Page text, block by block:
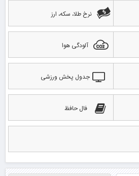
نرخ طلا، سکه، ارز
آلودگی هوا
جدول پخش ورزشی
فال حافظ